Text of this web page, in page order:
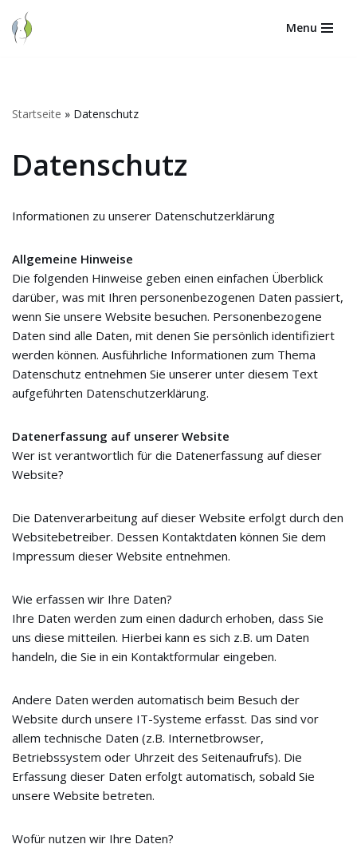
Zum
Menu
Startseite » Datenschutz
Datenschutz
Informationen zu unserer Datenschutzerklärung
Allgemeine Hinweise
Die folgenden Hinweise geben einen einfachen Überblick
darüber, was mit Ihren personenbezogenen Daten passiert,
wenn Sie unsere Website besuchen. Personenbezogene
Daten sind alle Daten, mit denen Sie persönlich identifiziert
werden können. Ausführliche Informationen zum Thema
Datenschutz entnehmen Sie unserer unter diesem Text
aufgeführten Datenschutzerklärung.
Datenerfassung auf unserer Website
Wer ist verantwortlich für die Datenerfassung auf dieser
Website?
Die Datenverarbeitung auf dieser Website erfolgt durch den
Websitebetreiber. Dessen Kontaktdaten können Sie dem
Impressum dieser Website entnehmen.
Wie erfassen wir Ihre Daten?
Ihre Daten werden zum einen dadurch erhoben, dass Sie
uns diese mitteilen. Hierbei kann es sich z.B. um Daten
handeln, die Sie in ein Kontaktformular eingeben.
Andere Daten werden automatisch beim Besuch der
Website durch unsere IT-Systeme erfasst. Das sind vor
allem technische Daten (z.B. Internetbrowser,
Betriebssystem oder Uhrzeit des Seitenaufrufs). Die
Erfassung dieser Daten erfolgt automatisch, sobald Sie
unsere Website betreten.
Wofür nutzen wir Ihre Daten?